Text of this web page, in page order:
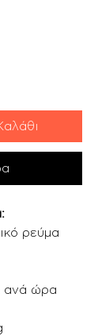
ρεύμα
ανά ώρα